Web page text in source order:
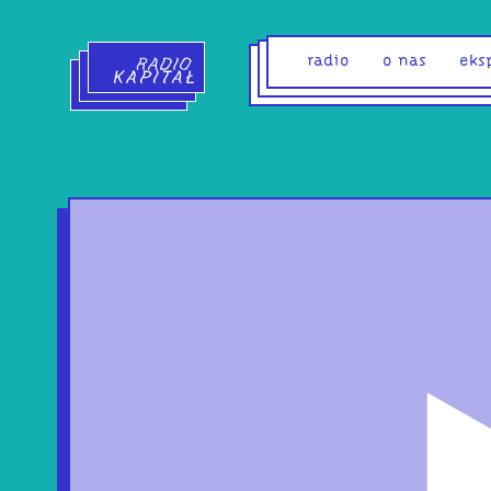
Radio Kapitał - strona główna
radio o nas